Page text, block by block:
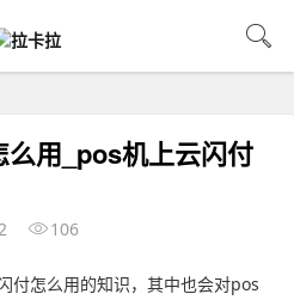
用_pos机上云闪付
106
付怎么用的知识，其中也会对pos